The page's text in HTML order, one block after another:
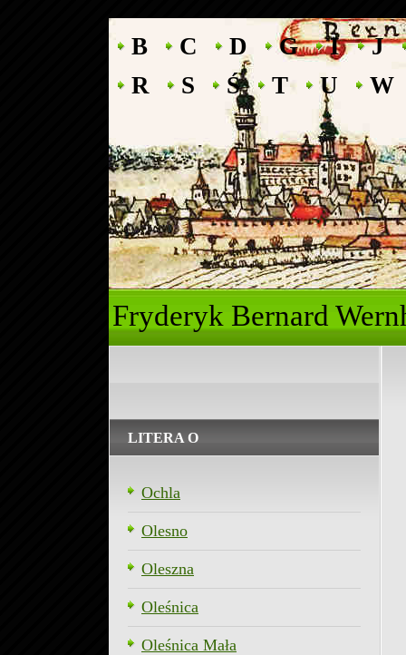
B C D G I
J
R
S Ś T U W
Fryderyk
LITERA O
Ochla
Olesno
Oleszna
Oleśnica
Oleśnica Mała